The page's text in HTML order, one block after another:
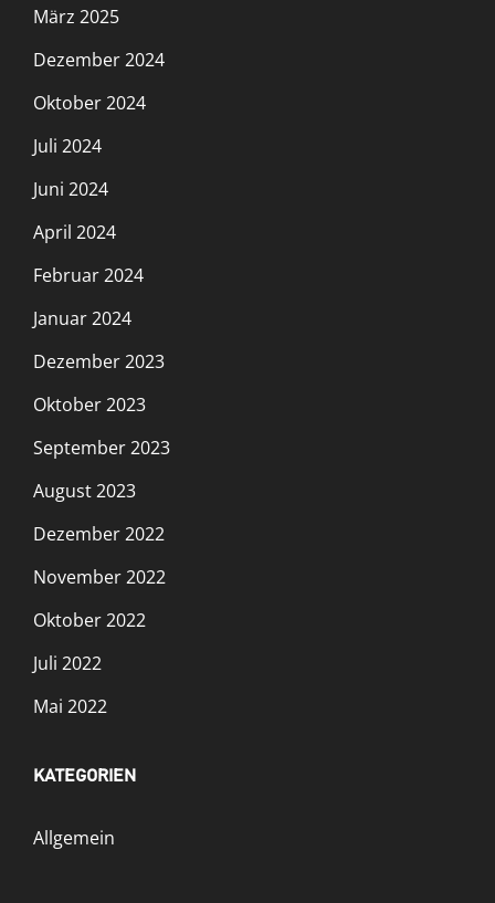
März 2025
Dezember 2024
Oktober 2024
Juli 2024
Juni 2024
April 2024
Februar 2024
Januar 2024
Dezember 2023
Oktober 2023
September 2023
August 2023
Dezember 2022
November 2022
Oktober 2022
Juli 2022
Mai 2022
KATEGORIEN
Allgemein